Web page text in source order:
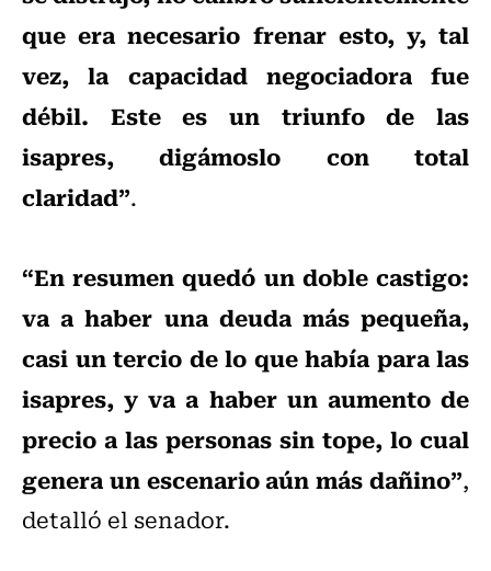
que era necesario frenar esto, y, tal
vez, la capacidad negociadora fue
débil. Este es un triunfo de las
isapres, digámoslo con total
claridad”.
“En resumen quedó un doble castigo:
va a haber una deuda más pequeña,
casi un tercio de lo que había para las
isapres, y va a haber un aumento de
precio a las personas sin tope, lo cual
genera un escenario aún más dañino”,
detalló el senador.